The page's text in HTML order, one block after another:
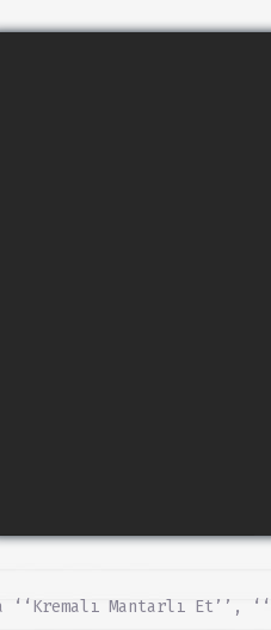
‘‘Kremalı Mantarlı